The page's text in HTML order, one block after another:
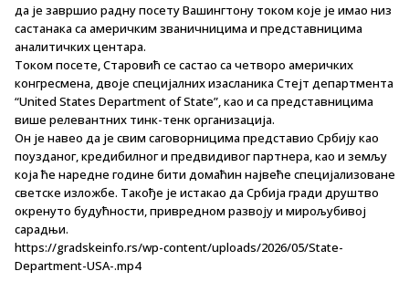
да је завршио радну посету Вашингтону током које је имао низ
састанака са америчким званичницима и представницима
аналитичких центара.
Током посете, Старовић се састао са четворо америчких
конгресмена, двоје специјалних изасланика Стејт департмента
“United States Department of State”, као и са представницима
више релевантних тинк-тенк организација.
Он је навео да је свим саговорницима представио Србију као
поузданог, кредибилног и предвидивог партнера, као и земљу
која ће наредне године бити домаћин највеће специјализоване
светске изложбе. Такође је истакао да Србија гради друштво
окренуто будућности, привредном развоју и мирољубивој
сарадњи.
https://gradskeinfo.rs/wp-content/uploads/2026/05/State-
Department-USA-.mp4